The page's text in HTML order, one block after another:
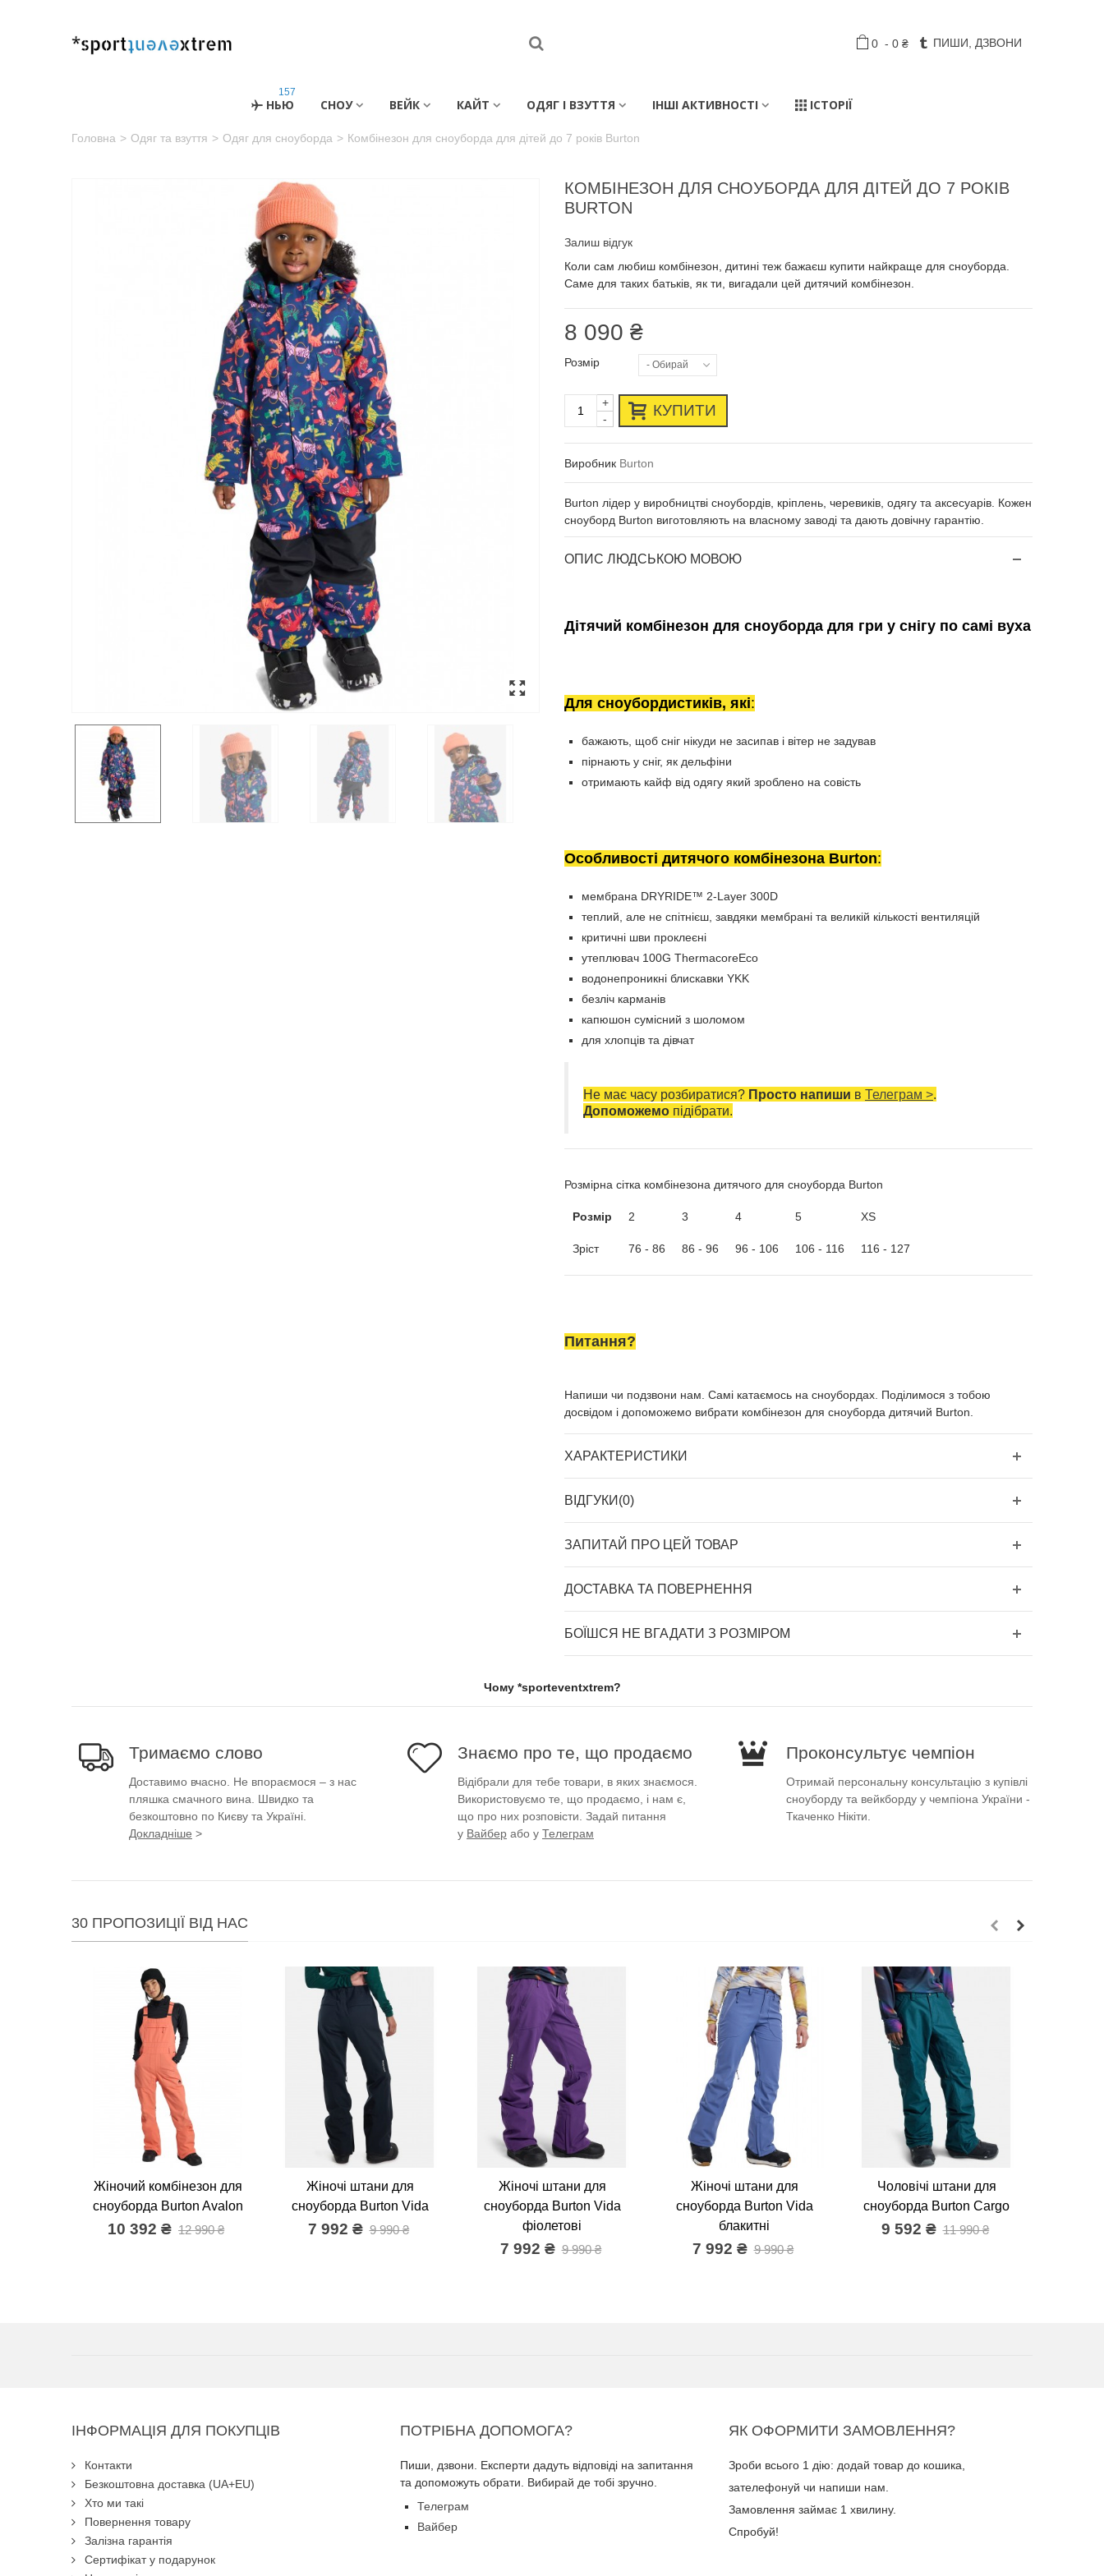
ПИШИ, ДЗВОНИ
0 - 0 ₴
НЬЮ
157
СНОУ ВЕЙК КАЙТ ОДЯГ І ВЗУТТЯ ІНШІ АКТИВНОСТІ ІСТОРІЇ
Головна > Одяг та взуття > Одяг для сноуборда > Комбінезон для сноуборда для дітей до 7 років Burton
КОМБІНЕЗОН ДЛЯ СНОУБОРДА ДЛЯ ДІТЕЙ ДО 7 РОКІВ
BURTON
Залиш відгук
Коли сам любиш комбінезон, дитині теж бажаєш купити найкраще для сноуборда.
Саме для таких батьків, як ти, вигадали цей дитячий комбінезон.
8 090 ₴
Розмір - Обирай
-
+ КУПИТИ
Виробник Burton
Burton лідер у виробництві сноубордів, кріплень, черевиків, одягу та аксесуарів. Кожен
сноуборд Burton виготовляють на власному заводі та дають довічну гарантію.
ОПИС ЛЮДСЬКОЮ МОВОЮ
Дітячий комбінезон для сноуборда для гри у снігу по самі вуха
Для сноубордистиків, які:
бажають, щоб сніг нікуди не засипав і вітер не задував
пірнають у сніг, як дельфіни
отримають кайф від одягу який зроблено на совість
Особливості дитячого комбінезона Burton:
мембрана DRYRIDE™ 2-Layer 300D
теплий, але не спітнієш, завдяки мембрані та великій кількості вентиляцій
критичні шви проклеєні
утеплювач 100G ThermacoreEco
водонепроникні блискавки YKK
безліч карманів
капюшон сумісний з шоломом
для хлопців та дівчат
Не має часу розбиратися? Просто напиши в Телеграм >.
Допоможемо підібрати.
Розмірна сітка комбінезона дитячого для сноуборда Burton
Розмір 2 3 4 5 XS
Зріст 76 - 86 86 - 96 96 - 106 106 - 116 116 - 127
Питання?
Напиши чи подзвони нам. Самі катаємось на сноубордах. Поділимося з тобою
досвідом і допоможемо вибрати комбінезон для сноуборда дитячий Burton.
ХАРАКТЕРИСТИКИ
ВІДГУКИ(0)
ЗАПИТАЙ ПРО ЦЕЙ ТОВАР
ДОСТАВКА ТА ПОВЕРНЕННЯ
БОЇШСЯ НЕ ВГАДАТИ З РОЗМІРОМ
Чому *sporteventxtrem?
Тримаємо слово
Доставимо вчасно. Не впораємося – з нас
пляшка смачного вина. Швидко та
безкоштовно по Києву та Україні.
Докладніше >
Знаємо про те, що продаємо
Відібрали для тебе товари, в яких знаємося.
Використовуємо те, що продаємо, і нам є,
що про них розповісти. Задай питання
у Вайберабо у Телеграм
Проконсультує чемпіон
Отримай персональну консультацію з купівлі
сноуборду та вейкборду у чемпіона України -
Ткаченко Нікіти.
30 ПРОПОЗИЦІЇ ВІД НАС
Жіночий комбінезон для
сноуборда Burton Avalon
10 392 ₴ 12 990 ₴
Жіночі штани для
сноуборда Burton Vida
7 992 ₴ 9 990 ₴
Жіночі штани для
сноуборда Burton Vida
фіолетові
7 992 ₴ 9 990 ₴
Жіночі штани для
сноуборда Burton Vida
блакитні
7 992 ₴ 9 990 ₴
Чоловічі штани для
сноуборда Burton Cargo
9 592 ₴ 11 990 ₴
ІНФОРМАЦІЯ ДЛЯ ПОКУПЦІВ
Контакти
Безкоштовна доставка (UA+EU)
Хто ми такі
Повернення товару
Залізна гарантія
Сертифікат у подарунок
ПОТРІБНА ДОПОМОГА?
Пиши, дзвони. Експерти дадуть відповіді на запитання
та допоможуть обрати. Вибирай де тобі зручно.
Телеграм
Вайбер
ЯК ОФОРМИТИ ЗАМОВЛЕННЯ?
Зроби всього 1 дію: додай товар до кошика,
зателефонуй чи напиши нам.
Замовлення займає 1 хвилину.
Спробуй!